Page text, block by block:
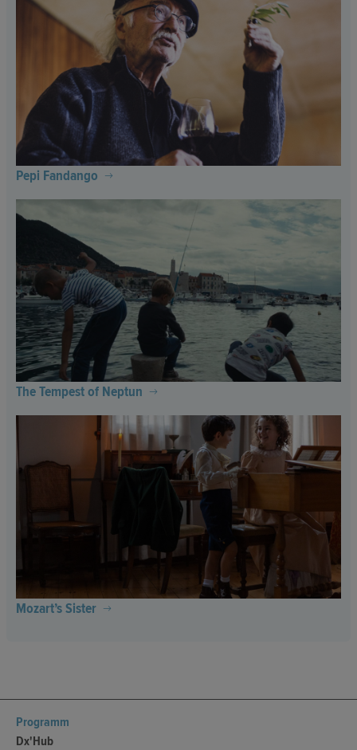
Pepi Fandango
The Tempest of Neptun
Mozart’s Sister
Programm
Dx'Hub